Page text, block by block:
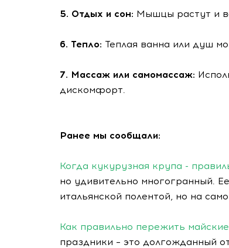
5. Отдых и сон: Мышцы растут и
6. Тепло: Теплая ванна или душ
7. Массаж или самомассаж:
дискомфорт.
Ранее мы сообщали:
Когда кукурузная крупа -
но удивительно многогранный.
итальянской полентой, но на
Как правильно пережить
праздники – это долгожданный